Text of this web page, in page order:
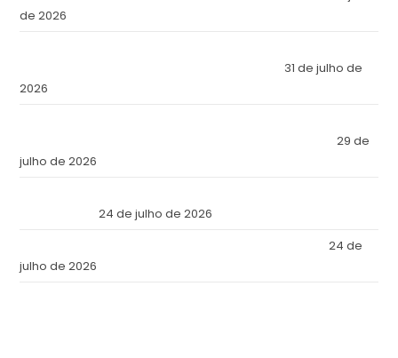
de 2026
31 de julho de
2026
29 de
julho de 2026
24 de julho de 2026
24 de
julho de 2026